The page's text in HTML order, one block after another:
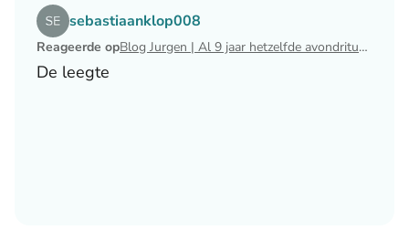
sebastiaanklop008
Reageerde op Blog Jurgen | Al 9 jaar hetzelfde avondritueel
De leegte
Lees het artikel Blog Jurgen | Al 9 jaar hetzelfde